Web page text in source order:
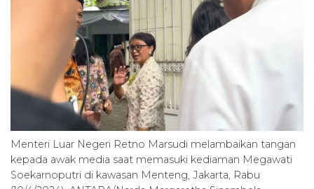
Menteri Luar Negeri Retno Marsudi melambaikan tangan
kepada awak media saat memasuki kediaman Megawati
Soekarnoputri di kawasan Menteng, Jakarta, Rabu